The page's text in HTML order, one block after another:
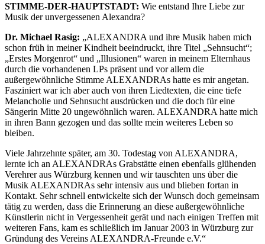
STIMME-DER-HAUPTSTADT: Wie entstand Ihre Liebe zur
Musik der unvergessenen Alexandra?
Dr. Michael Rasig: „ALEXANDRA und ihre Musik haben mich
schon früh in meiner Kindheit beeindruckt, ihre Titel „Sehnsucht“;
„Erstes Morgenrot“ und „Illusionen“ waren in meinem Elternhaus
durch die vorhandenen LPs präsent und vor allem die
außergewöhnliche Stimme ALEXANDRAs hatte es mir angetan.
Fasziniert war ich aber auch von ihren Liedtexten, die eine tiefe
Melancholie und Sehnsucht ausdrücken und die doch für eine
Sängerin Mitte 20 ungewöhnlich waren. ALEXANDRA hatte mich
in ihren Bann gezogen und das sollte mein weiteres Leben so
bleiben.
Viele Jahrzehnte später, am 30. Todestag von ALEXANDRA,
lernte ich an ALEXANDRAs Grabstätte einen ebenfalls glühenden
Verehrer aus Würzburg kennen und wir tauschten uns über die
Musik ALEXANDRAs sehr intensiv aus und blieben fortan in
Kontakt. Sehr schnell entwickelte sich der Wunsch doch gemeinsam
tätig zu werden, dass die Erinnerung an diese außergewöhnliche
Künstlerin nicht in Vergessenheit gerät und nach einigen Treffen mit
weiteren Fans, kam es schließlich im Januar 2003 in Würzburg zur
Gründung des Vereins ALEXANDRA-Freunde e.V.“